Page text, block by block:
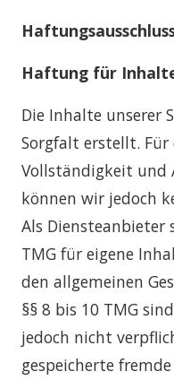
Haftung für
Die Inhalte unserer
Sorgfalt erstellt.
Vollständigkeit
können wir jedoch
Als Diensteanbieter
TMG für eigene
den allgemeinen
§§ 8 bis 10 TMG
jedoch nicht
gespeicherte